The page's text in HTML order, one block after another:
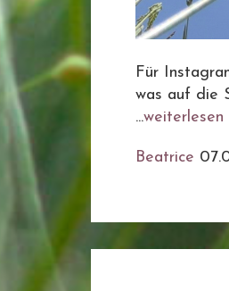
Für
was auf die
...weiterlesen
Beatrice